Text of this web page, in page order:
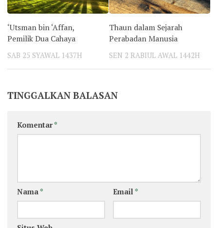
‘Utsman bin ‘Affan,
Pemilik Dua Cahaya
SAB 25 SYAWAL 1437H
Thaun dalam Sejarah
Perabadan Manusia
SEN 2 RABIUL AWAL 1442H
TINGGALKAN BALASAN
Komentar*
Nama * Email *